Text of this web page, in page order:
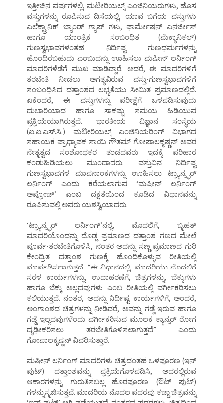
ಇತ್ತೀಚಿನ ವರ್ಷಗಳಲ್ಲಿ, ಮಟೀರಿಯಲ್ಸ್ ಎಂಜಿನಿಯರುಗಳು, ಹೊಸ
ವಸ್ತುಗಳನ್ನು ರೂಪಿಸುವ ದಿಸೆಯಲ್ಲಿ, ಯಾವ ಬಗೆಯ ವಸ್ತುಗಳು
ಎಲೆಕ್ಟ್ರಾನಿಕ್ ಬ್ಯಾಂಡ್ ಗ್ಯಾಪ್ ಗಳು, ಫಾರ್ಮೇಷನ್ ಎನರ್ಜೀಸ್
ಹಾಗೂ ಯಾಂತ್ರಿಕ ಸಂಬಂಧಿತ (ಮೆಕ್ಯಾನಿಕಲ್)
ಗುಣಸ್ವಭಾವಗಳಂತಹ ನಿರ್ದಿಷ್ಟ ಗುಣಧರ್ಮಗಳನ್ನು
ಹೊಂದಿರಬಹುದು ಎಂಬುದನ್ನು ಊಹಿಸಲು ಮಷೀನ್ ಲರ್ನಿಂಗ್
ಮಾದರಿಗಳೆಡೆಗೆ ಮುಖ ಮಾಡಿದ್ದಾರೆ. ಆದರೆ, ಈ ಮಾದರಿಗಳಿಗೆ
ತರಬೇತಿ ನೀಡಲು ಅಗತ್ಯವಿರುವ ವಸ್ತು-ಗುಣಸ್ವಭಾವಗಳಿಗೆ
ಸಂಬಂಧಿಸಿದ ದತ್ತಾಂಶದ ಲಭ್ಯತೆಯು ಸೀಮಿತ ಪ್ರಮಾಣದಲ್ಲಿದೆ.
ಏಕೆಂದರೆ, ಈ ವಸ್ತುಗಳನ್ನು ಪರೀಕ್ಷೆಗೆ ಒಳಪಡಿಸುವುದು
ದುಬಾರಿಯಾದ ಹಾಗೂ ಸಾಕಷ್ಟು ಸಮಯ ಹಿಡಿಯುವ
ಪ್ರಕ್ರಿಯೆಯಾಗಿರುತ್ತದೆ. ಭಾರತೀಯ ವಿಜ್ಞಾನ ಸಂಸ್ಥೆಯ
(ಐ.ಐ.ಎಸ್.ಸಿ.) ಮಟೀರಿಯಲ್ಸ್ ಎಂಜಿನಿಯರಿಂಗ್ ವಿಭಾಗದ
ಸಹಾಯಕ ಪ್ರಾಧ್ಯಾಪಕ ಸಾಯಿ ಗೌತಮ್ ಗೋಪಾಲಕೃಷ್ಣನ್ ಅವರ
ನೇತೃತ್ವದ ಸಂಶೋಧಕರ ತಂಡದವರು ಇದಕ್ಕೆ ಪರಿಹಾರ
ಕಂಡುಹಿಡಿಯಲು ಮುಂದಾದರು. ವಸ್ತುವಿನ ನಿರ್ದಿಷ್ಟ
ಗುಣಸ್ವಭಾವಗಳ ಮಾಪನಾಂಕಗಳನ್ನು ಊಹಿಸಲು ಟ್ರ್ಯಾನ್ಸ್ಫರ್
ಲರ್ನಿಂಗ್ ಎಂದು ಕರೆಯಲಾಗುವ ‘ಮಷೀನ್ ಲರ್ನಿಂಗ್
ಅಪ್ರೋಚ್’ ಎಂಬ ದಕ್ಷತೆಯಿಂದ ಕೂಡಿದ ವಿಧಾನವನ್ನು
ರೂಪಿಸುವಲ್ಲಿ ಅವರು ಯಶಸ್ವಿಯಾದರು.
‘ಟ್ರ್ಯಾನ್ಸ್ಫರ್ ಲರ್ನಿಂಗ್’ನಲ್ಲಿ, ಮೊದಲಿಗೆ, ಬೃಹತ್
ಮಾದರಿಯೊಂದನ್ನು ದೊಡ್ಡ ಪ್ರಮಾಣದ ದತ್ತಾಂಶ ಗಣದ ಮೇಲೆ
ಪೂರ್ವ-ತರಬೇತಿಗೊಳಿಸಿ, ನಂತರ ಅದನ್ನು ಸಣ್ಣ ಪ್ರಮಾಣದ ಗುರಿ
ಕೇಂದ್ರಿತ ದತ್ತಾಂಶ ಗುಣಕ್ಕೆ ಹೊಂದಿಕೊಳ್ಳುವ ರೀತಿಯಲ್ಲಿ
ಮಾರ್ಪಡಿಸಲಾಗುತ್ತದೆ. “ಈ ವಿಧಾನದಲ್ಲಿ, ಮಾದರಿಯು ಮೊದಲಿಗೆ
ಸರಳ ಕಾರ್ಯಗಳನ್ನು, ಉದಾಹರಣೆಗೆ, ಚಿತ್ರಗಳನ್ನು, ಬೆಕ್ಕುಗಳು
ಹಾಗೂ ಬೆಕ್ಕು ಅಲ್ಲದವುಗಳು ಎಂಬ ರೀತಿಯಲ್ಲಿ ವರ್ಗೀಕರಿಸಲು
ಕಲಿಯುತ್ತದೆ. ನಂತರ, ಅದನ್ನು ನಿರ್ದಿಷ್ಟ ಕಾರ್ಯಗಳಿಗೆ, ಅಂದರೆ,
ಅಂಗಾಂಶದ ಚಿತ್ರಗಳನ್ನು ನೀಡಿದರೆ, ಅವನ್ನು ಗಡ್ಡೆ ಇರುವ ಹಾಗೂ
ಗಡ್ಡೆ ಇಲ್ಲದವುಗಳೆಂದು ವರ್ಗೀಕರಿಸುವ ಮೂಲಕ ಕ್ಯಾನ್ಸರ್ ರೋಗ
ದೃಢೀಕರಿಸಲು ತರಬೇತಿಗೊಳಿಸಲಾಗುತ್ತದೆ” ಎಂದು
ಗೋಪಾಲಕೃಷ್ಣನ್ ವಿವರಿಸುತ್ತಾರೆ.
ಮಷೀನ್ ಲರ್ನಿಂಗ್ ಮಾದರಿಗಳು ಚಿತ್ರದಂತಹ ಒಳಪೂರಣ (ಇನ್
ಪುಟ್) ದತ್ತಾಂಶವನ್ನು ಪ್ರಕ್ರಿಯೆಗೊಳಪಡಿಸಿ, ಅದರಲ್ಲಿರುವ
ಆಕಾರಗಳನ್ನು ಗುರುತಿಸಬಲ್ಲ ಹೊರಪೂರಣ (ಔಟ್ ಪುಟ್)
ಗಳನ್ನುಸೃಜಿಸುತ್ತವೆ. ಮಾದರಿಯ ಮೊದಲ ಪದರವು ಕಚ್ಚಾ ಚಿತ್ರವನ್ನು